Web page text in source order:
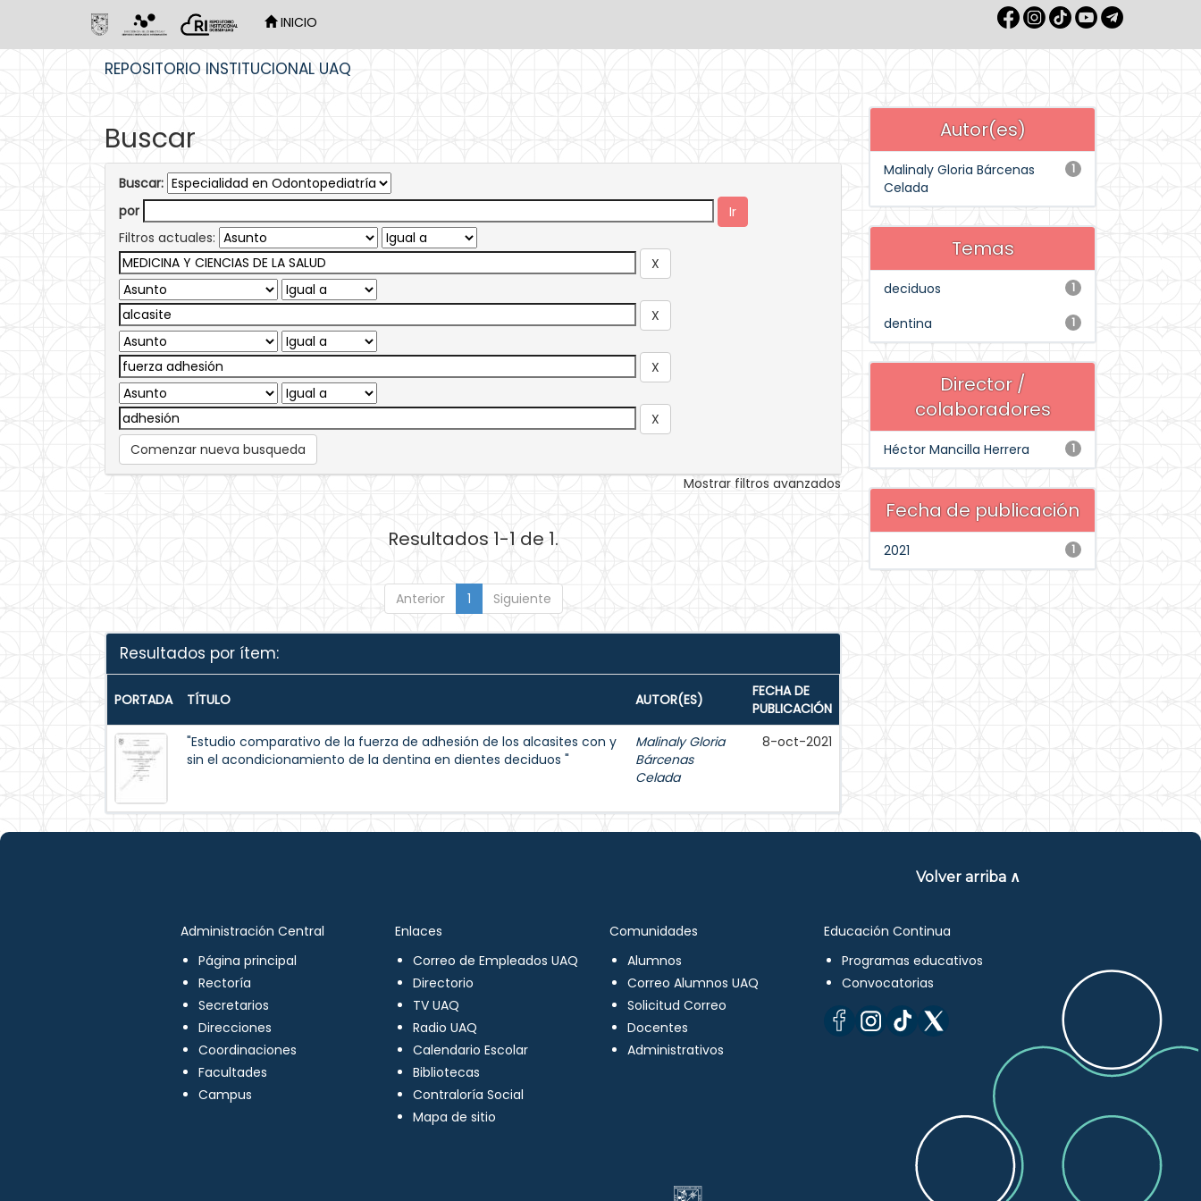
INICIO
REPOSITORIO INSTITUCIONAL UAQ
Buscar
Buscar:
por
Filtros actuales:
Comenzar nueva busqueda
Mostrar filtros avanzados
Resultados 1-1 de 1.
Anterior 1 Siguiente
Resultados por ítem:
PORTADA TÍTULO AUTOR(ES)
FECHA DE
PUBLICACIÓN
"Estudio comparativo de la fuerza de adhesión de los alcasites con y
sin el acondicionamiento de la dentina en dientes deciduos "
Malinaly Gloria
Bárcenas
Celada
8-oct-2021
Autor(es)
1
Malinaly Gloria Bárcenas
Celada
Temas
1
deciduos
1
dentina
Director /
colaboradores
1
Héctor Mancilla Herrera
Fecha de publicación
1
2021
Volver arriba ∧
Administración Central
Página principal
Rectoría
Secretarios
Direcciones
Coordinaciones
Facultades
Campus
Enlaces
Correo de Empleados UAQ
Directorio
TV UAQ
Radio UAQ
Calendario Escolar
Bibliotecas
Contraloría Social
Mapa de sitio
Comunidades
Alumnos
Correo Alumnos UAQ
Solicitud Correo
Docentes
Administrativos
Educación Continua
Programas educativos
Convocatorias